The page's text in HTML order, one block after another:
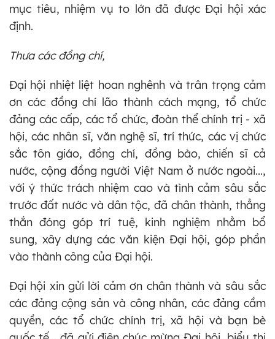
mục tiêu, nhiệm vụ to lớn đã được Đại hội xác
định.
Thưa các đồng chí,
Đại hội nhiệt liệt hoan nghênh và trân trọng cảm
ơn các đồng chí lão thành cách mạng, tổ chức
đảng các cấp, các tổ chức, đoàn thể chính trị - xã
hội, các nhân sĩ, văn nghệ sĩ, trí thức, các vị chức
sắc tôn giáo, đồng chí, đồng bào, chiến sĩ cả
nước, cộng đồng người Việt Nam ở nước ngoài...,
với ý thức trách nhiệm cao và tình cảm sâu sắc
trước đất nước và dân tộc, đã chân thành, thẳng
thắn đóng góp trí tuệ, kinh nghiệm nhằm bổ
sung, xây dựng các văn kiện Đại hội, góp phần
vào thành công của Đại hội.
Đại hội xin gửi lời cảm ơn chân thành và sâu sắc
các đảng cộng sản và công nhân, các đảng cầm
quyền, các tổ chức chính trị, xã hội và bạn bè